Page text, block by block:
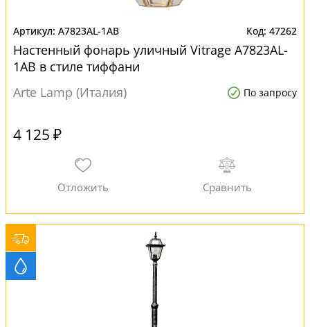
A7823AL-1AB 47262
Настенный фонарь уличный Vitrage A7823AL-
1AB в стиле тиффани
Arte Lamp (Италия)
По запросу
4 125 ₽